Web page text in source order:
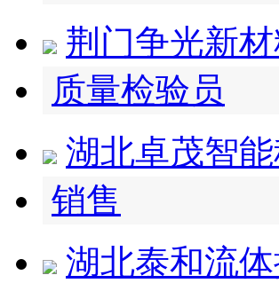
荆门争光新
质量检验员
湖北卓茂智
销售
湖北泰和流